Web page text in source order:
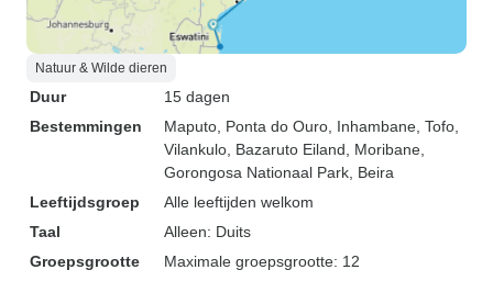
Natuur & Wilde dieren
Duur
15 dagen
Bestemmingen
Maputo , Ponta do Ouro , Inhambane , Tofo
Vilankulo , Bazaruto Eiland , Moribane
Gorongosa Nationaal Park , Beira
Leeftijdsgroep
Alle leeftijden welkom
Taal
Alleen: Duits
Groepsgrootte
Maximale groepsgrootte: 12